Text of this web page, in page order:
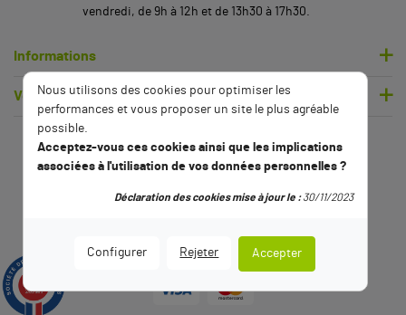
vendredi, de 9h à 12h et de 13h30 à 17h30.
Informations
Votre compte
Nous utilisons des cookies pour optimiser les
performances et vous proposer un site le plus agréable
possible.
Acceptez-vous ces cookies ainsi que les implications
associées à l'utilisation de vos données personnelles ?
Configurer Rejeter Accepter
Déclaration des cookies mise à jour le :30/11/2023
9.5
2789 avis